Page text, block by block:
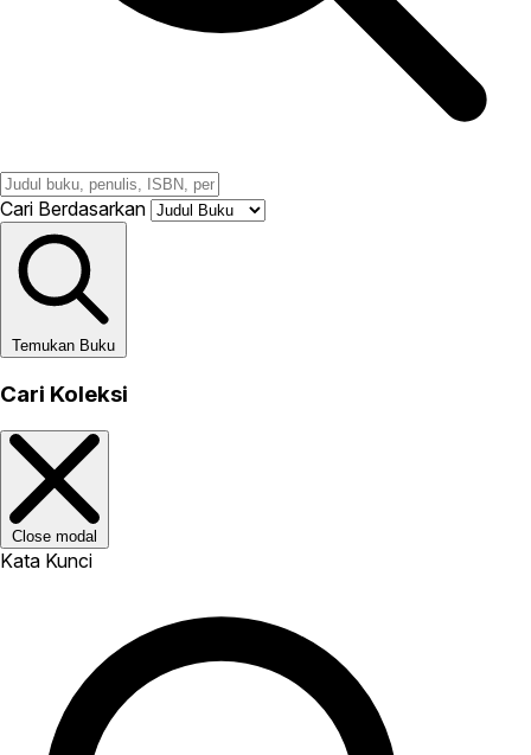
Cari Berdasarkan
Temukan Buku
Cari Koleksi
Close modal
Kata Kunci